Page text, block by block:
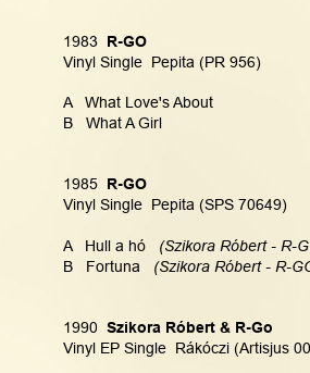
1983
  R-GO
Vinyl Single  Pepita (PR 956)
A   What Love's About
B   What A Girl
1985
  R-GO
Vinyl Single  Pepita (SPS 70649)
A   Hull a hó
(Szikora Róbert - R-
B   Fortuna
(Szikora Róbert - R-
1990
  Szikora Róbert & R-Go
Vinyl EP Single  Rákóczi (Artisjus